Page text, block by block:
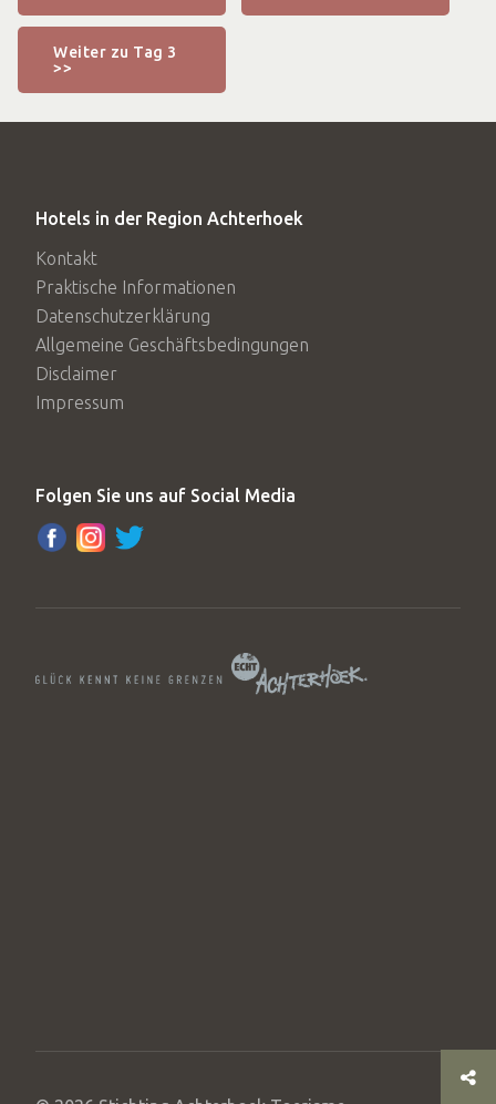
Weiter zu Tag 3
>>
Hotels in der Region Achterhoek
Kontakt
Praktische Informationen
Datenschutzerklärung
Allgemeine Geschäftsbedingungen
Disclaimer
Impressum
Folgen Sie uns auf Social Media